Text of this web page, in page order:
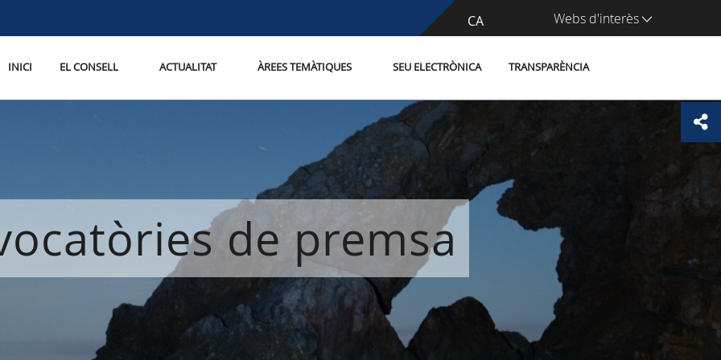
CA
ES Webs d'interès
INICI EL CONSELL ACTUALITAT ÀREES TEMÀTIQUES SEU ELECTRÒNICA TRANSPARÈNCIA
de premsa